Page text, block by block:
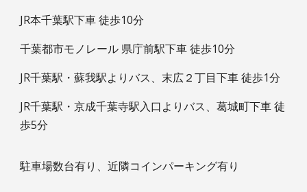
JR本千葉駅下車 徒歩10分
千葉都市モノレール 県庁前駅下車 徒歩10分
JR千葉駅・蘇我駅よりバス、末広２丁目下車 徒歩1分
JR千葉駅・京成千葉寺駅入口よりバス、葛城町下車 徒
歩5分
駐車場数台有り、近隣コインパーキング有り